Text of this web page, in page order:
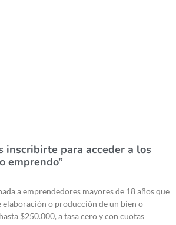
inscribirte para acceder a los
emprendo”
a emprendedores mayores de 18 años que
elaboración o producción de un bien o
$250.000, a tasa cero y con cuotas